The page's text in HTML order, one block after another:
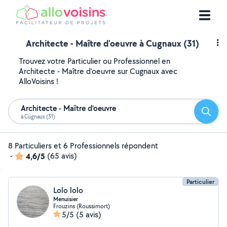
Architecte - Maître d'oeuvre à Cugnaux (31)
Trouvez votre Particulier ou Professionnel en
Architecte - Maître d'oeuvre sur Cugnaux avec
AlloVoisins !
Architecte - Maître d'oeuvre
à Cugnaux (31)
8 Particuliers et 6 Professionnels répondent
-
4,6/5 (65 avis)
Particulier
Lolo lolo
Menuisier
Frouzins (Roussimort)
5/5 (5 avis)